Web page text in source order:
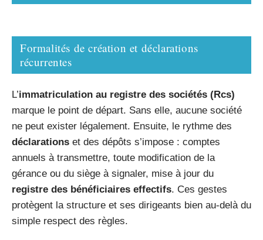
Formalités de création et déclarations
récurrentes
L’immatriculation au registre des sociétés (Rcs)
marque le point de départ. Sans elle, aucune société
ne peut exister légalement. Ensuite, le rythme des
déclarations et des dépôts s’impose : comptes
annuels à transmettre, toute modification de la
gérance ou du siège à signaler, mise à jour du
registre des bénéficiaires effectifs. Ces gestes
protègent la structure et ses dirigeants bien au-delà du
simple respect des règles.